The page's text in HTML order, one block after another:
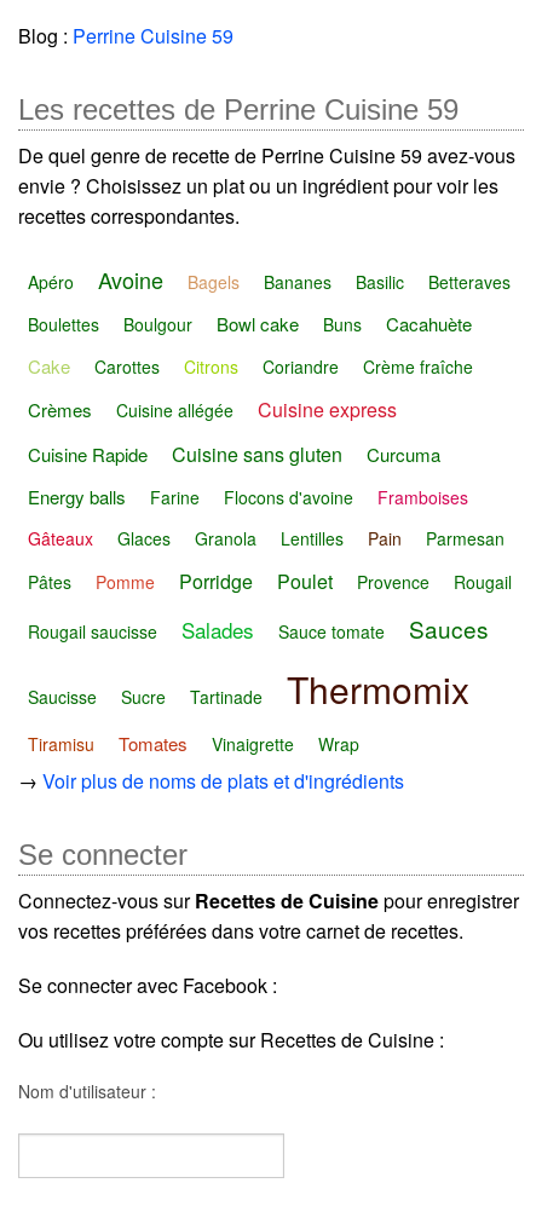
Blog : Perrine Cuisine 59
Les recettes de Perrine Cuisine 59
De quel genre de recette de Perrine Cuisine 59 avez-vous
envie ? Choisissez un plat ou un ingrédient pour voir les
recettes correspondantes.
Apéro Avoine Bagels Bananes Basilic
Betteraves
Boulettes
Boulgour Bowl cake Buns
Cacahuète
Cake
Carottes Citrons Coriandre Crème fraîche
Crèmes Cuisine allégée Cuisine express
Cuisine Rapide Cuisine sans gluten
Curcuma
Energy balls
Farine Flocons d'avoine
Framboises
Gâteaux
Glaces Granola Lentilles Pain
Parmesan
Pâtes
Pomme Porridge Poulet Provence Rougail
Rougail saucisse Salades Sauce tomate Sauces
Saucisse Sucre Tartinade Thermomix
Tiramisu Tomates Vinaigrette Wrap
→ Voir plus de noms de plats et d'ingrédients
Se connecter
Connectez-vous surRecettes de Cuisinepour enregistrer
vos recettes préférées dans votre carnet de recettes.
Se connecter avec Facebook :
Ou utilisez votre compte sur Recettes de Cuisine :
Nom d'utilisateur :